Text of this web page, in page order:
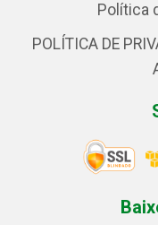
Política
POLÍTICA DE